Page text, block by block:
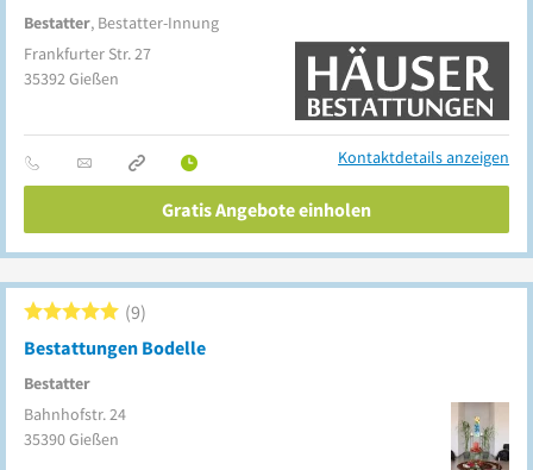
Bestatter, Bestatter-Innung
Frankfurter Str. 27
35392Gießen
Kontaktdetails anzeigen
Gratis Angebote einholen
Bestattungen Bodelle
Bestatter
9
Bahnhofstr. 24
35390Gießen